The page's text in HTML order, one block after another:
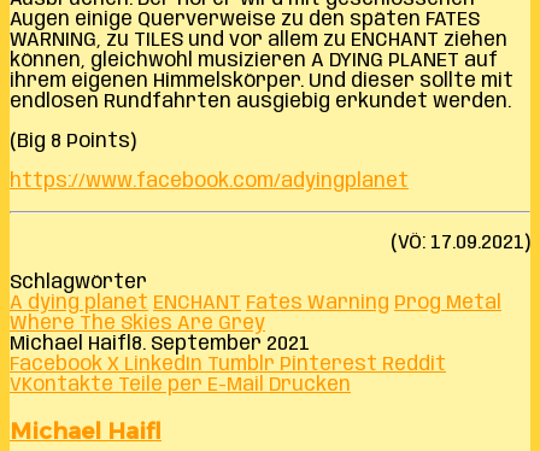
Augen einige Querverweise zu den späten FATES
WARNING, zu TILES und vor allem zu ENCHANT ziehen
können, gleichwohl musizieren A DYING PLANET auf
ihrem eigenen Himmelskörper. Und dieser sollte mit
endlosen Rundfahrten ausgiebig erkundet werden.
(Big 8 Points)
https://www.facebook.com/adyingplanet
(VÖ: 17.09.2021)
Schlagwörter
A dying planet ENCHANT Fates Warning Prog Metal
Where The Skies Are Grey
Michael Haifl 8. September 2021
Facebook X LinkedIn Tumblr Pinterest Reddit
VKontakte Teile per E-Mail Drucken
Michael Haifl